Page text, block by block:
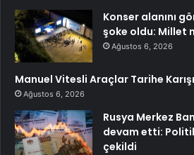
Konser alanını
şoke oldu: Millet
Ağustos 6, 2026
Manuel Vitesli Araçlar Tarihe
Ağustos 6, 2026
Rusya Merkez
devam etti:
çekildi